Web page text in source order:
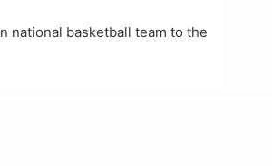
national basketball team to the